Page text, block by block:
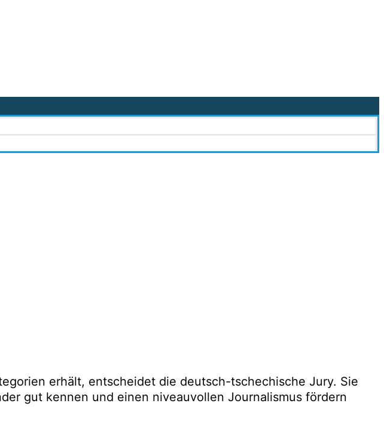
erhält, entscheidet die deutsch-tschechische Jury. Sie
gut kennen und einen niveauvollen Journalismus fördern